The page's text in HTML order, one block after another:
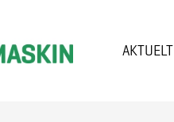
AKTUELT